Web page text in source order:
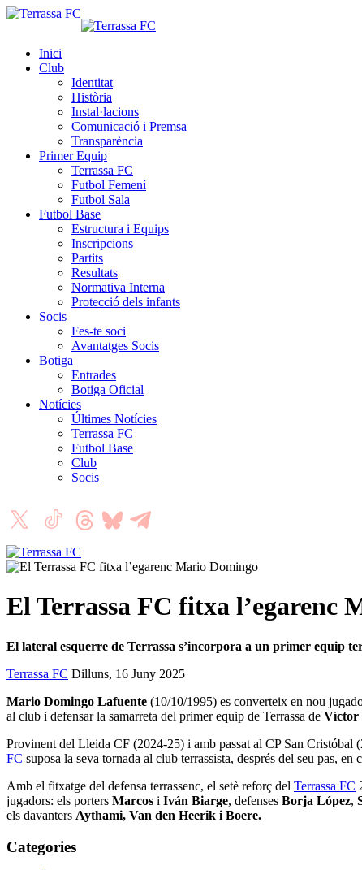
Inici
Club
Identitat
Història
Instal·lacions
Comunicació i Premsa
Transparència
Primer Equip
Terrassa FC
Futbol Femení
Futbol Sala
Futbol Base
Estructura i Equips
Inscripcions
Partits
Resultats
Normativa Interna
Protecció dels infants
Socis
Fes-te soci
Avantatges Socis
Botiga
Entrades
Botiga Oficial
Notícies
Últimes Notícies
Terrassa FC
Futbol Base
Club
Socis
El Terrassa FC fitxa l’egarenc
El lateral esquerre de Terrassa s’incorpora a un primer equip
Terrassa FC Dilluns, 16 Juny 2025
Mario Domingo Lafuente (10/10/1995) es converteix en nou
al club i defensar la samarreta del primer equip de Terrassa de Víctor
Provinent del Lleida CF (2024-25) i amb passat al CP San
FC suposa la seva tornada al club terrassista, després del seu pas,
Amb el fitxatge del defensa terrassenc, el setè reforç del Terrassa FC
jugadors: els porters Marcos i Iván Biarge, defenses Borja López,
els davanters Aythami, Van den Heerik i Boere.
Categories